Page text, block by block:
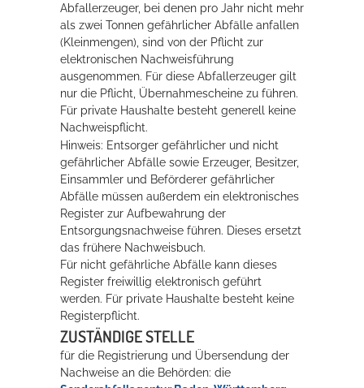
Die Stadthalle Hockenheim bietet den perfekten Standort für Events
mehr dazu...
Erleben in Hockenheim
Spaß unter prickelnden Wasserfällen, das rauschende Meer im
Wellenbecken oder doch lieber die pure Entspannung auf der
Sprudelliege im Solebecken?
mehr dazu...
Abfallerzeuger, bei denen pro Jahr nicht mehr
als zwei Tonnen gefährlicher Abfälle anfallen
(Kleinmengen), sind von der Pflicht zur
elektronischen Nachweisführung
ausgenommen. Für diese Abfallerzeuger gilt
nur die Pflicht, Übernahmescheine zu führen.
Für private Haushalte besteht generell keine
Nachweispflicht.
Hinweis: Entsorger gefährlicher und nicht
gefährlicher Abfälle sowie Erzeuger, Besitzer,
Einsammler und Beförderer gefährlicher
Abfälle müssen außerdem ein elektronisches
Register zur Aufbewahrung der
Entsorgungsnachweise führen. Dieses ersetzt
das frühere Nachweisbuch.
Für nicht gefährliche Abfälle kann dieses
Register freiwillig elektronisch geführt
werden. Für private Haushalte besteht keine
Registerpflicht.
ZUSTÄNDIGE STELLE
für die Registrierung und Übersendung der
Nachweise an die Behörden: die